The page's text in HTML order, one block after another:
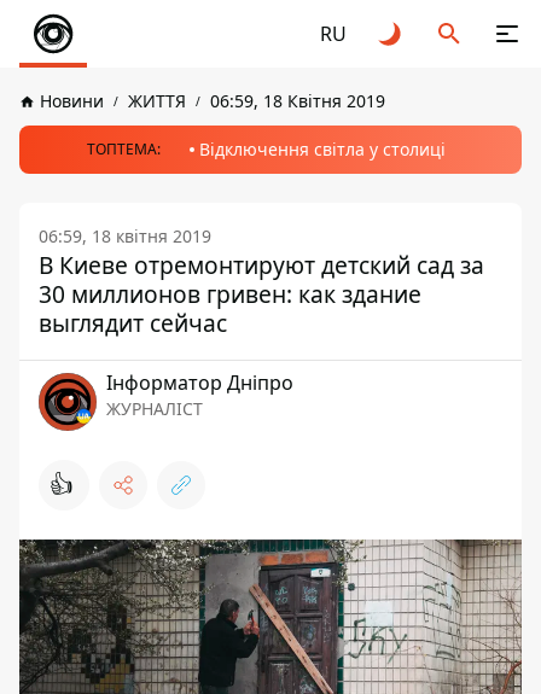
RU
Новини ЖИТТЯ 06:59, 18 Квітня 2019
ТОПТЕМА: Відключення світла у столиці
06:59, 18 квітня 2019
В Киеве отремонтируют детский сад за
30 миллионов гривен: как здание
выглядит сейчас
Інформатор Дніпро
ЖУРНАЛІСТ
👍